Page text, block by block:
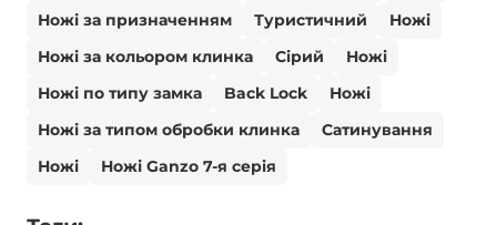
Ножі за призначенням
Туристичний
Ножі
Ножі за кольором клинка
Сірий
Ножі
Ножі по типу замка
Back Lock
Ножі
Ножі за типом обробки клинка
Сатинування
Ножі
Ножі Ganzo 7-я серія